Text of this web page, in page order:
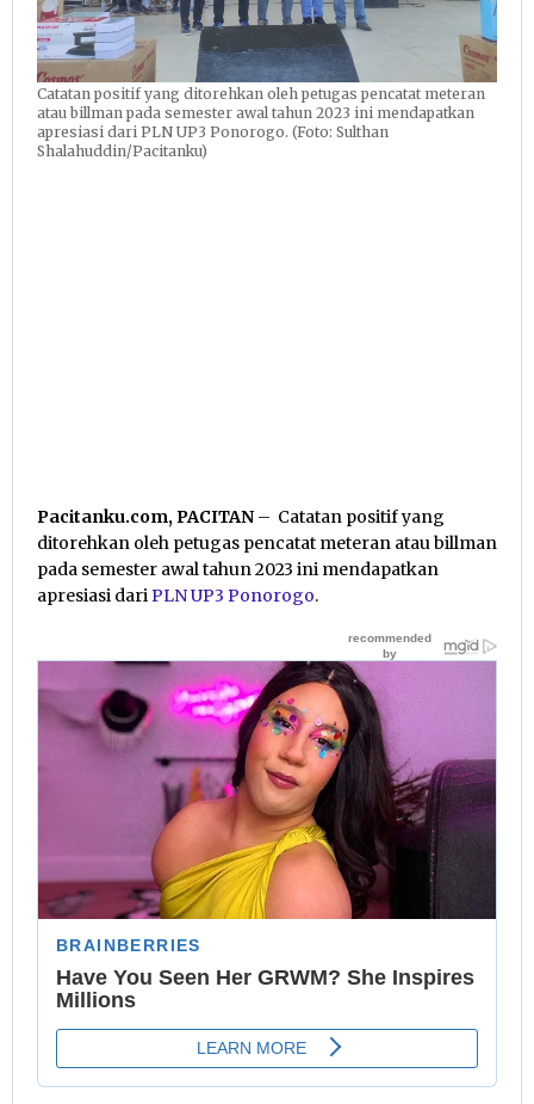
Catatan positif yang ditorehkan oleh petugas pencatat meteran
atau billman pada semester awal tahun 2023 ini mendapatkan
apresiasi dari PLN UP3 Ponorogo. (Foto: Sulthan
Shalahuddin/Pacitanku)
Pacitanku.com, PACITAN – Catatan positif yang
ditorehkan oleh petugas pencatat meteran atau billman
pada semester awal tahun 2023 ini mendapatkan
apresiasi dariPLN UP3 Ponorogo.